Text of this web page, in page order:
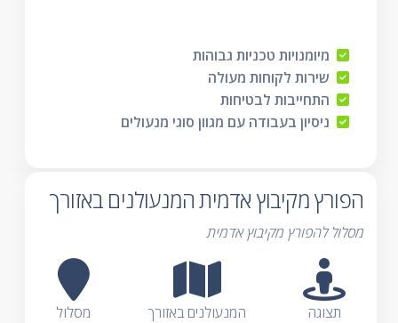
מיומנויות טכניות גבוהות
שירות לקוחות מעולה
התחייבות לבטיחות
ניסיון בעבודה עם מגוון סוגי מנעולים
הפורץ מקיבוץ אדמית המנעולנים באזורך
מסלול להפורץ מקיבוץ אדמית
תצוגה המנעולנים באזורך מסלול